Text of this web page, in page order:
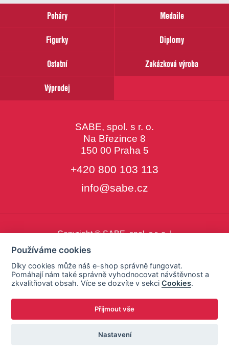
email
Poháry
Medaile
Figurky
Diplomy
Ostatní
Zakázková výroba
Výprodej
SABE, spol. s r. o.
Na Březince 8
150 00 Praha 5
+420 800 103 113
info@sabe.cz
Copyright © SABE, spol. s r. o. |
Používáme cookies
Díky cookies může náš e-shop správně fungovat.
Pomáhají nám také správně vyhodnocovat návštěvnost a
zkvalitňovat obsah. Více se dozvíte v sekciCookies.
Přijmout vše
Nastavení